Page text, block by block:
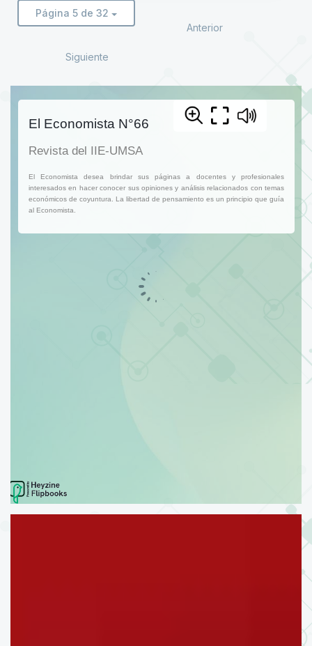
Página 5 de 32
Anterior
Siguiente